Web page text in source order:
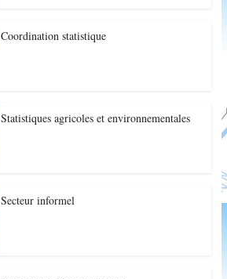
Coordination statistique
Statistiques agricoles et environnementales
Secteur informel